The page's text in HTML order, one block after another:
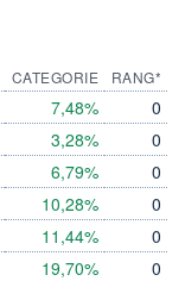
CATEGORIE
7,48%
3,28%
6,79%
10,28%
11,44%
19,70%
RANG*
0
0
0
0
0
0